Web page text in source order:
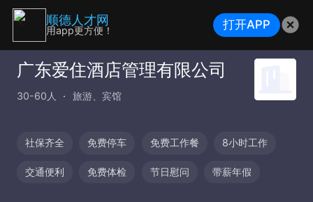
广东爱住酒店管理有限公司
30-60人 旅游、宾馆
社保齐全 免费停车 免费工作餐 8小时工作
交通便利 免费体检 节日慰问 带薪年假
顺德人才网
用app更方便！ 打开APP